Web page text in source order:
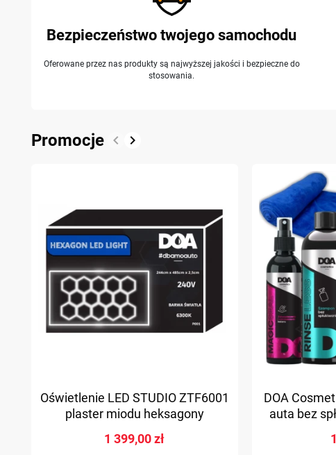
Bezpieczeństwo twojego samochodu
Oferowane przez nas produkty są najwyższej jakości i bezpieczne do
stosowania.
Promocje Poprzedni
keyboard_arrow_left Następny
keyboard_arrow_right
Oświetlenie LED STUDIO ZTF6001
plaster miodu heksagony
2440x4850mm
1 399,00 zł
DOA
auta bez